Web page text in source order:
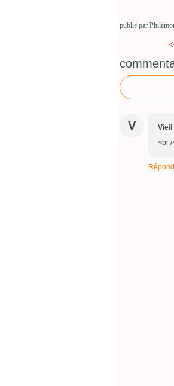
publié par
V Vieil
<br /